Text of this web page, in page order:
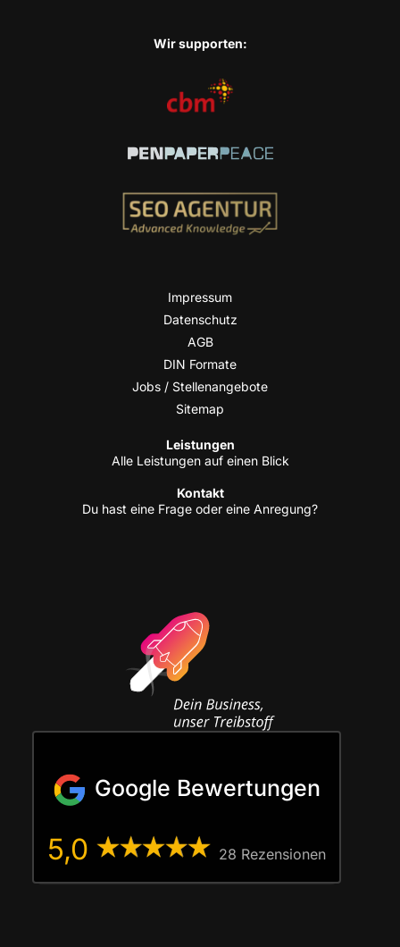
Wir sup­port­en:
Impres­sum
Daten­schutz
AGB
DIN For­ma­te
Jobs / Stellenangebote
Site­map
Leis­tun­gen
Alle Leis­tun­gen auf einen Blick
Kon­takt
Du hast eine Fra­ge oder eine Anregung?
Google Bewertungen
5,0 28 Rezen­sio­nen